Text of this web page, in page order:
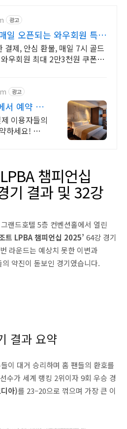
광고
일 오픈되는 와우회원 특
결제, 안심 환불, 매일 7시 골드
우회원 최대 2만3천원 쿠폰팩
광고
서 예약 최
! 이용자들의
하세요! 하이
챔피언십
기 결과 및 32강
랜드호텔 5층 컨벤션홀에서 열린
트 LPBA 챔피언십 2025’ 64강 경기
라운드는 예상치 못한 이변과
약진이 돋보인 경기였습니다.
결과 요약
이 대거 승리하며 홈 팬들의 환호를
선수가 세계 랭킹 2위이자 9회 우승 경
아)를 23–20으로 꺾으며 가장 큰 이